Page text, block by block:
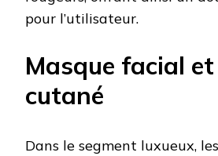
pour l’utilisateur.
Masque facial
cutané
Dans le segment luxueux,